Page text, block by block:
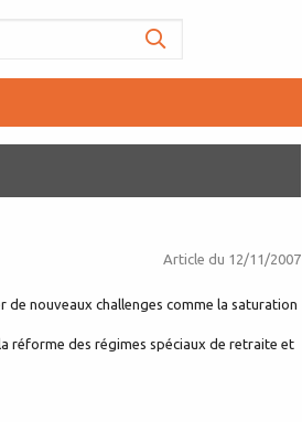
Article du 12/11/2007
nouveaux challenges comme la saturation
réforme des régimes spéciaux de retraite et